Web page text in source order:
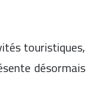
touristiques,
désormais